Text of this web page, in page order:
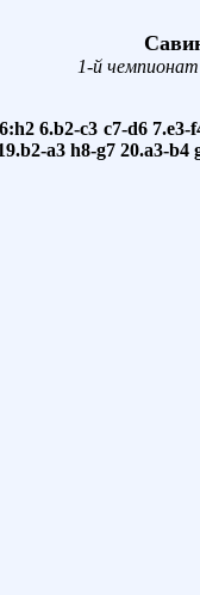
1-й
6.b2-c3 c7-d6 7.e3-
a3 h8-g7 20.a3-b4